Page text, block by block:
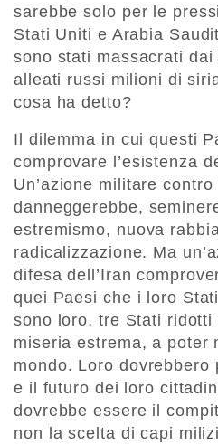
sarebbe solo per le
Stati Uniti e Arabia
sono stati massacrati
alleati russi milioni di
cosa ha detto?
Il dilemma in cui questi
comprovare l’esistenza
Un’azione militare contro
danneggerebbe,
estremismo, nuova
radicalizzazione. Ma
difesa dell’Iran
quei Paesi che i loro
sono loro, tre Stati ridotti
miseria estrema, a poter
mondo. Loro
e il futuro dei loro
dovrebbe essere il
non la scelta di capi